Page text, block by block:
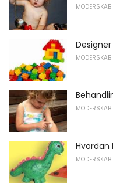
MODERSKAB
MODERSKAB
MODERSKAB
Hvordan
MODERSKAB